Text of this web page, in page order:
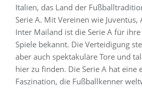
Italien, das Land der
Serie A. Mit Vereinen wie Juventus,
Inter Mailand ist die Serie A für
Spiele bekannt. Die Verteidigung
aber auch spektakuläre Tore und
hier zu finden. Die Serie A hat eine
Faszination, die Fußballkenner